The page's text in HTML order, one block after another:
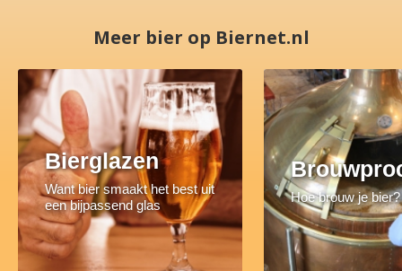
Meer bier op Biernet.nl
Bierglazen
Want bier smaakt het best uit
een bijpassend glas
Hoe brouw je bier?